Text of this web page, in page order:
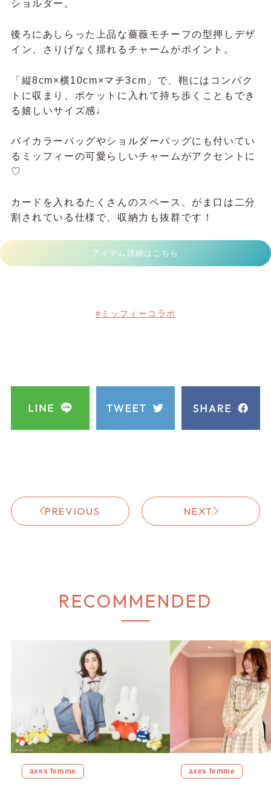
ショルダー。
後ろにあしらった上品な薔薇モチーフの型押しデザ
イン、さりげなく揺れるチャームがポイント。
「縦8cm×横10cm×マチ3cm」で、鞄には コンパク
トに収まり、ポケットに入れて持ち歩くこともでき
る嬉しいサイズ感♩
バイカラーバッグやショルダーバッグにも付いてい
る ミッフィーの可愛らしいチャームがアクセントに
♡
カードを入れるたくさんのスペース、がま口は二分
割されている仕様で、収納力も抜群です！
アイテム詳細はこちら
#ミッフィーコラボ
PREVIOUS NEXT
RECOMMENDED
axes femme axes femme